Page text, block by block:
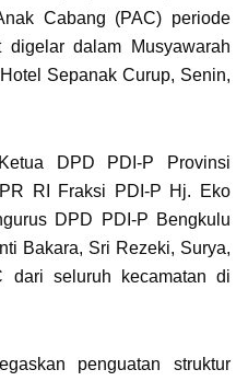
Cabang (PAC) periode
digelar dalam Musyawarah
Sepanak Curup, Senin,
DPD PDI-P Provinsi
RI Fraksi PDI-P Hj. Eko
DPD PDI-P Bengkulu
Bakara, Sri Rezeki, Surya,
dari seluruh kecamatan di
penguatan struktur